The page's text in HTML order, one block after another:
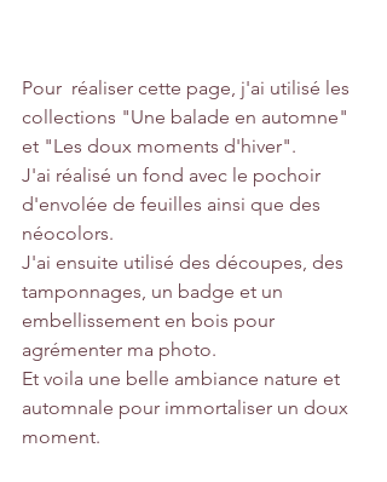
Pour  réaliser cette page, j'ai utilisé les
collections "Une balade en automne"
et "Les doux moments d'hiver".
J'ai réalisé un fond avec le pochoir
d'envolée de feuilles ainsi que des
néocolors.
J'ai ensuite utilisé des découpes, des
tamponnages, un badge et un
embellissement en bois pour
agrémenter ma photo.
Et voila une belle ambiance nature et
automnale pour immortaliser un doux
moment.